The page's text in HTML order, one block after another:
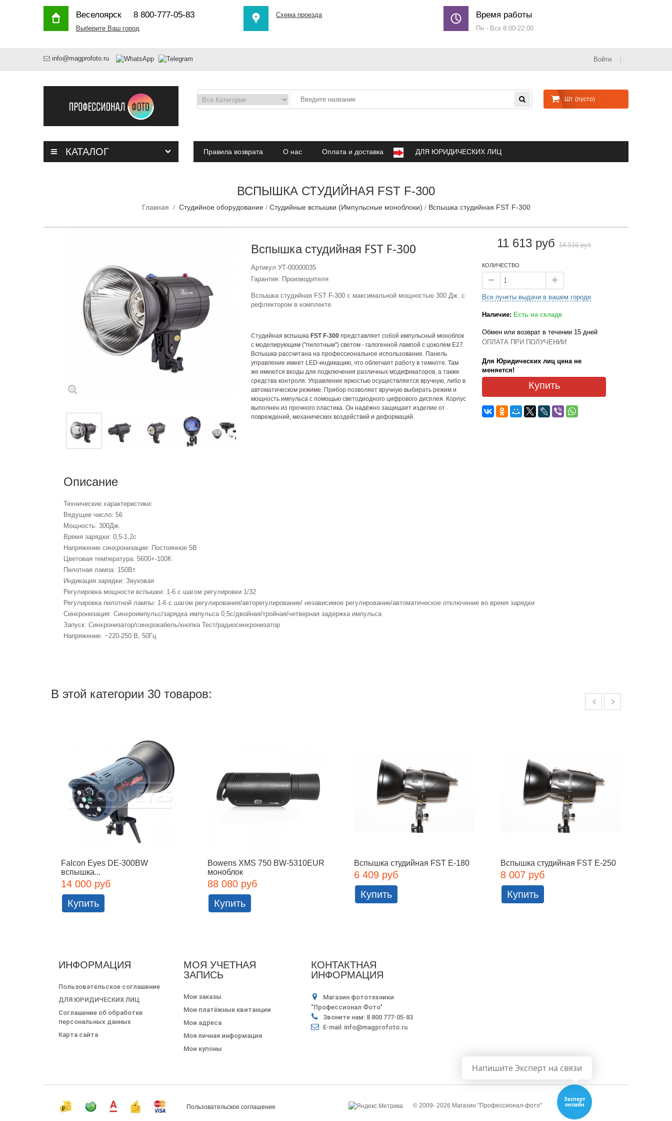
Веселоярск8 800-777-05-83
Выберите Ваш город
Схема проезда Время работы
Пн - Вск 8:00-22:00
info@magprofoto.ru Войти
Шт (пусто)
КАТАЛОГ Правила возврата О нас Оплата и доставка ДЛЯ ЮРИДИЧЕСКИХ ЛИЦ
ВСПЫШКА СТУДИЙНАЯ FST F-300
Главная Студийное оборудование Студийные вспышки (Импульсные моноблоки) Вспышка студийная FST F-300
Вспышка студийная FST F-300
Артикул УТ-00000035
Гарантия: Производителя
Вспышка студийная FST F-300 с максимальной мощностью 300 Дж. с
рефлектором в комплекте.
Студийная вспышка FST F-300представляет собой импульсный моноблок
с моделирующим ("пилотным") светом - галогенной лампой с цоколем Е27.
Вспышка рассчитана на профессиональное использование. Панель
управление имеет LED-индикацию, что облегчает работу в темноте. Там
же имеются входы для подключения различных модификаторов, а также
средства контроля. Управление яркостью осуществляется вручную, либо в
автоматическом режиме. Прибор позволяет вручную выбирать режим и
мощность импульса с помощью светодиодного цифрового дисплея. Корпус
выполнен из прочного пластика. Он надёжно защищает изделие от
повреждений, механических воздействий и деформаций.
11 613 руб 14 516 руб
КОЛИЧЕСТВО
Все пункты выдачи в вашем городе
Наличие: Есть на складе
Обмен или возврат в течении 15 дней
ОПЛАТА ПРИ ПОЛУЧЕНИИ
Для Юридических лиц цена не
меняется!
Купить
Описание
Технические характеристики:
Ведущее число: 56
Мощность: 300Дж.
Время зарядки: 0,5-1,2с
Напряжение синхронизации: Постоянное 5В
Цветовая температура: 5600+-100К
Пилотная лампа: 150Вт
Индикация зарядки: Звуковая
Регулировка мощности вспышки: 1-6 с шагом регулировки 1/32
Регулировка пилотной лампы: 1-6 с шагом регулирования/авторегулирование/ независимое регулирование/автоматическое отключение во время зарядки
Синхронизация: Синхроимпульс/зарядка импульса 0,5с/двойная/тройная/четверная задержка импульса
Запуск: Синхронизатор/синхрокабель/кнопка Тест/радиосинхронизатор
Напряжение: ~220-250 В, 50Гц
В этой категории 30 товаров:
Falcon Eyes DE-300BW
вспышка...
14 000 руб
Купить
Bowens XMS 750 BW-5310EUR
моноблок
88 080 руб
Купить
Вспышка студийная FST E-180
6 409 руб
Купить
Вспышка студийная FST E-250
8 007 руб
Купить
ИНФОРМАЦИЯ
Пользовательское соглашение
ДЛЯ ЮРИДИЧЕСКИХ ЛИЦ
Соглашение об обработке
персональных данных
Карта сайта
МОЯ УЧЕТНАЯ
ЗАПИСЬ
Мои заказы
Мои платёжные квитанции
Мои адреса
Моя личная информация
Мои купоны
КОНТАКТНАЯ
ИНФОРМАЦИЯ
Магазин фототехники
"Профессионал Фото"
Звоните нам: 8 800 777-05-83
E-mail: info@magprofoto.ru
Пользовательское соглашение © 2009- 2026 Магазин "Профессионал-фото"
Эксперт
онлайн
Напишите Эксперт на связи